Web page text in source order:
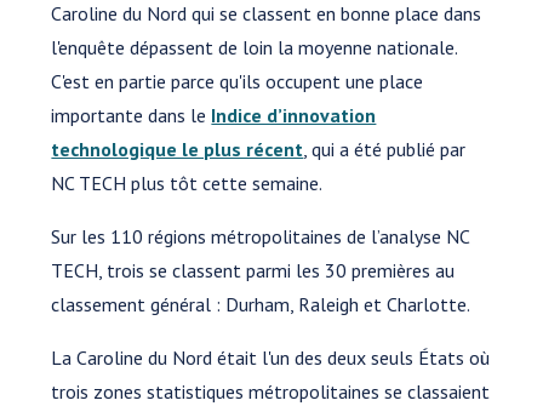
Caroline du Nord qui se classent en bonne place dans
l'enquête dépassent de loin la moyenne nationale.
C'est en partie parce qu'ils occupent une place
importante dans le Indice d’innovation
technologique le plus récent, qui a été publié par
NC TECH plus tôt cette semaine.
Sur les 110 régions métropolitaines de l’analyse NC
TECH, trois se classent parmi les 30 premières au
classement général : Durham, Raleigh et Charlotte.
La Caroline du Nord était l'un des deux seuls États où
trois zones statistiques métropolitaines se classaient